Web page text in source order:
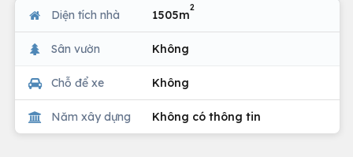
Diện tích nhà 1505m
2
Sân vườn Không
Chỗ để xe Không
Năm xây dựng Không có thông tin